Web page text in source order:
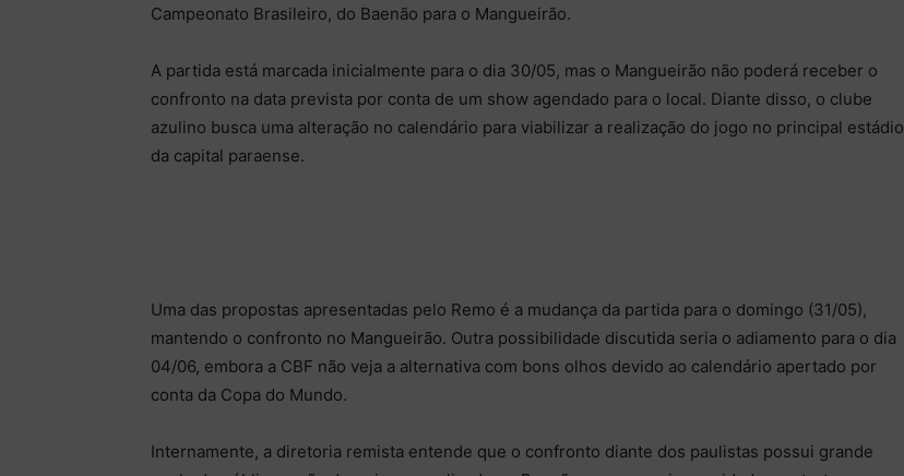
Campeonato Brasileiro, do Baenão para o Mangueirão.
A partida está marcada inicialmente para o dia 30/05, mas o Mangueirão não poderá receber o
confronto na data prevista por conta de um show agendado para o local. Diante disso, o clube
azulino busca uma alteração no calendário para viabilizar a realização do jogo no principal estádio
da capital paraense.
Uma das propostas apresentadas pelo Remo é a mudança da partida para o domingo (31/05),
mantendo o confronto no Mangueirão. Outra possibilidade discutida seria o adiamento para o dia
04/06, embora a CBF não veja a alternativa com bons olhos devido ao calendário apertado por
conta da Copa do Mundo.
Internamente, a diretoria remista entende que o confronto diante dos paulistas possui grande